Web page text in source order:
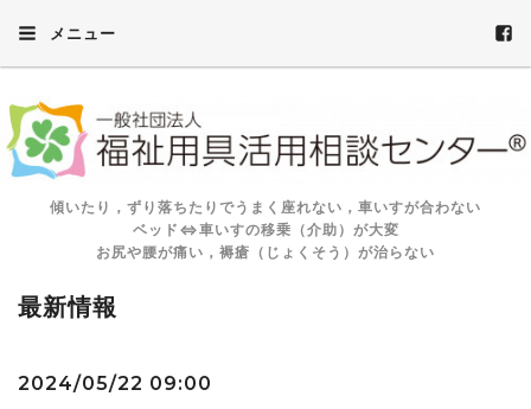
メニュー
傾いたり，ずり落ちたりでうまく座れない，車いすが合わない
ベッド⇔車いすの移乗（介助）が大変
お尻や腰が痛い，褥瘡（じょくそう）が治らない
最新情報
2024/05/22 09:00